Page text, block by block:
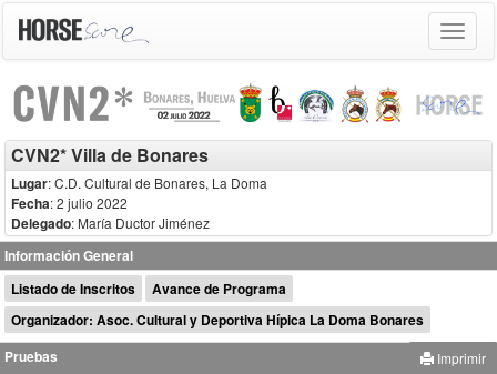
Toggle
CVN2* Villa de Bonares
Lugar: C.D. Cultural de Bonares, La Doma
Fecha: 2 julio 2022
Delegado: María Ductor Jiménez
Información General
Listado de Inscritos
Avance de Programa
Organizador: Asoc. Cultural y Deportiva Hípica La Doma Bonares
Pruebas
Imprimir